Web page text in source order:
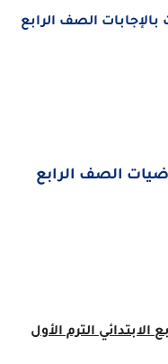
الصف الرابع
الصف الرابع
الترم الأول